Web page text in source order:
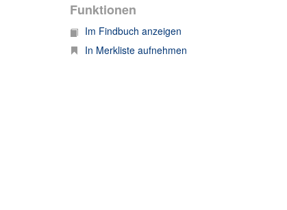
Funktionen
Im Findbuch anzeigen
In Merkliste aufnehmen